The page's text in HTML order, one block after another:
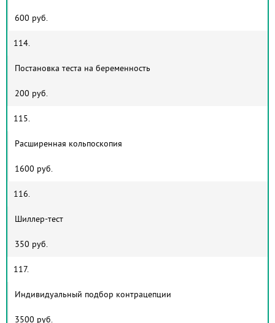
600 руб.
114.
Постановка теста на беременность
200 руб.
115.
Расширенная кольпоскопия
1600 руб.
116.
Шиллер-тест
350 руб.
117.
Индивидуальный подбор контрацепции
3500 руб.